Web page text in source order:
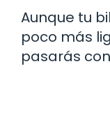
Aunque tu
poco más
pasarás